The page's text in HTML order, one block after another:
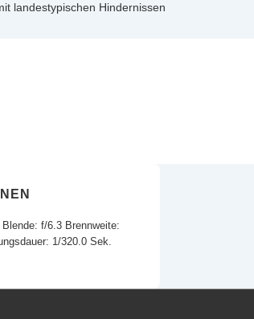
landestypischen Hindernissen
Blende: f/6.3 Brennweite:
1/320.0 Sek.